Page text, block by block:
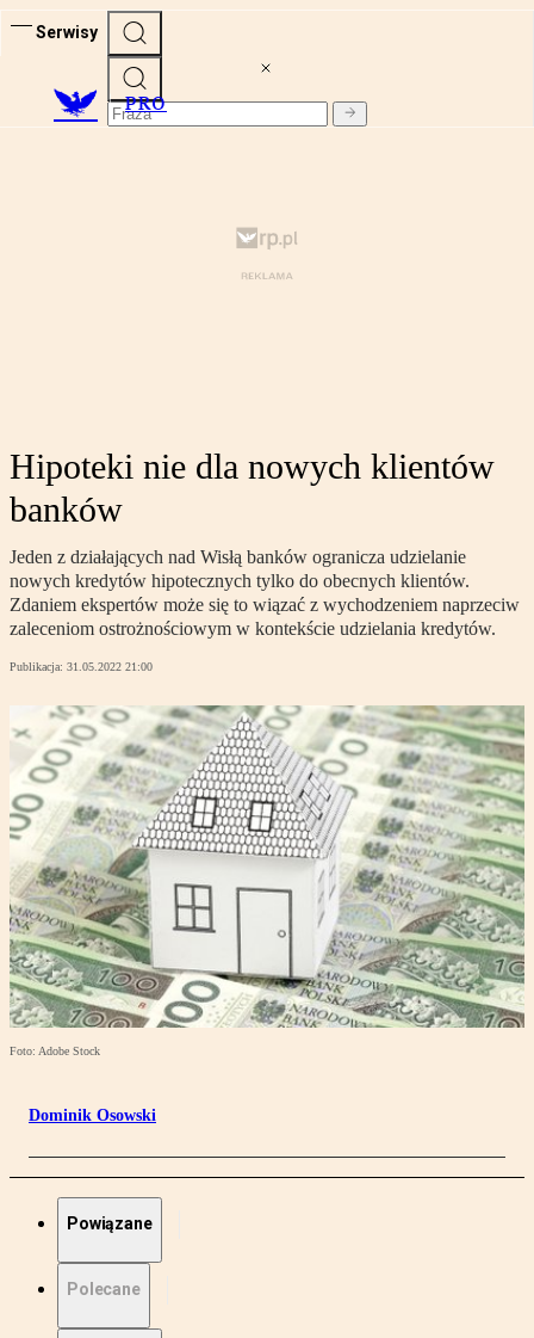
Serwisy
PRO
Hipoteki nie dla nowych klientów
banków
Jeden z działających nad Wisłą banków ogranicza udzielanie
nowych kredytów hipotecznych tylko do obecnych klientów.
Zdaniem ekspertów może się to wiązać z wychodzeniem naprzeciw
zaleceniom ostrożnościowym w kontekście udzielania kredytów.
Publikacja: 31.05.2022 21:00
Foto: Adobe Stock
Dominik Osowski
Powiązane
Polecane